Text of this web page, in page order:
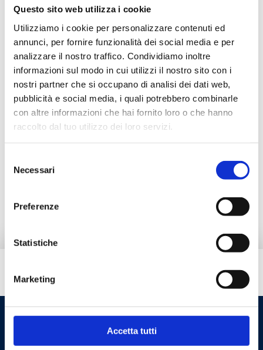
Questo sito web utilizza i cookie
Utilizziamo i cookie per personalizzare contenuti ed
annunci, per fornire funzionalità dei social media e per
analizzare il nostro traffico. Condividiamo inoltre
informazioni sul modo in cui utilizzi il nostro sito con i
nostri partner che si occupano di analisi dei dati web,
pubblicità e social media, i quali potrebbero combinarle
con altre informazioni che hai fornito loro o che hanno
raccolto dal tuo utilizzo dei loro servizi.
delNecessari
Preferenze
Statistiche
Marketing
Accetta tutti
Beschreibung
Dokumentation